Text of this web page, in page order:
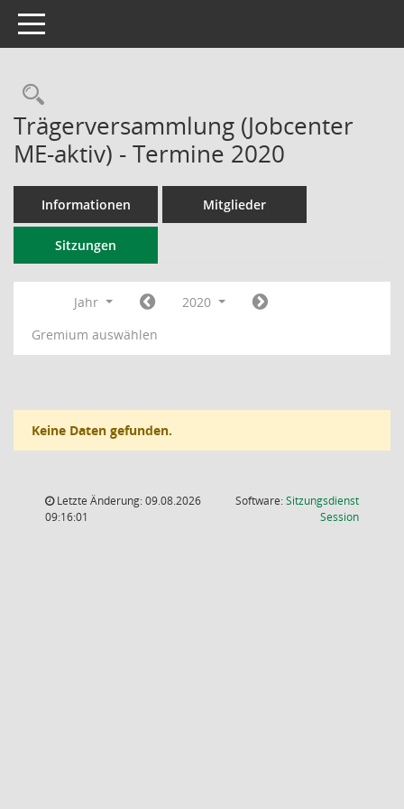
Toggle navigation
Rechercheauswahl
Trägerversammlung (Jobcenter
ME-aktiv) - Termine 2020
Informationen Mitglieder
Sitzungen
Jahr
2020
Gremium auswählen
Keine Daten gefunden.
Letzte Änderung: 09.08.2026
09:16:01
Software:Sitzungsdienst
Session(Wird in